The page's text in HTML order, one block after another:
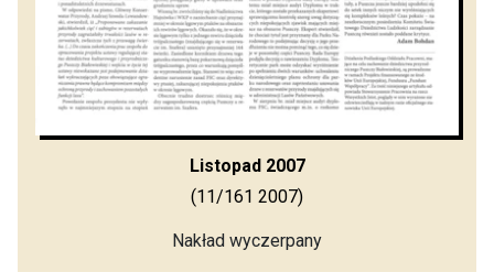
Listopad 2007
(11/161 2007)
Nakład wyczerpany